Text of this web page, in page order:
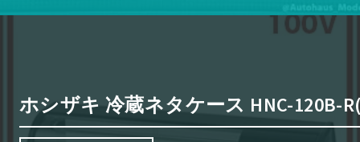
ホシザキ 冷蔵ネタケース HNC-120B-